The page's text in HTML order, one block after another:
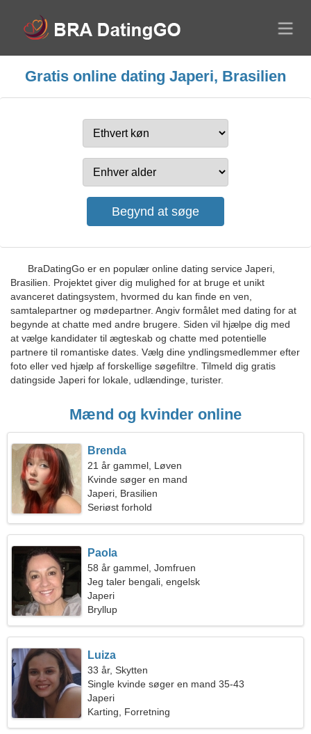
Gratis online dating Japeri, Brasilien
BraDatingGo er en populær online dating service Japeri,
Brasilien. Projektet giver dig mulighed for at bruge et unikt
avanceret datingsystem, hvormed du kan finde en ven,
samtalepartner og mødepartner. Angiv formålet med dating for at
begynde at chatte med andre brugere. Siden vil hjælpe dig med
at vælge kandidater til ægteskab og chatte med potentielle
partnere til romantiske dates. Vælg dine yndlingsmedlemmer efter
foto eller ved hjælp af forskellige søgefiltre. Tilmeld dig gratis
datingside Japeri for lokale, udlændinge, turister.
Mænd og kvinder online
Brenda
21 år gammel, Løven
Kvinde søger en mand
Japeri, Brasilien
Seriøst forhold
Paola
58 år gammel, Jomfruen
Jeg taler bengali, engelsk
Japeri
Bryllup
Luiza
33 år, Skytten
Single kvinde søger en mand 35-43
Japeri
Karting, Forretning